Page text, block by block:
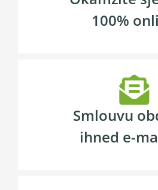
100%
Smlouvu
ihned e-